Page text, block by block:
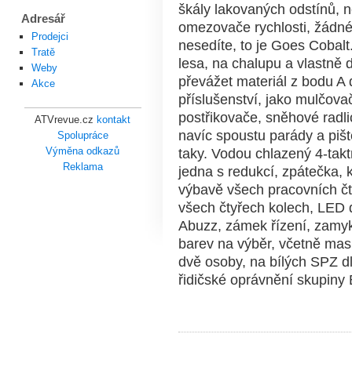
škály lakovaných odstínů,
omezovače rychlosti,
nesedíte, to je Goes
lesa, na chalupu a vlastně
převážet materiál z bodu
příslušenství, jako
postřikovače, sněhové
navíc spoustu parády a
taky. Vodou chlazený 4-
jedna s redukcí, zpátečka,
výbavě všech pracovních
všech čtyřech kolech,
Abuzz, zámek řízení,
barev na výběr, včetně
dvě osoby, na bílých SPZ
řidičské oprávnění
Adresář
Prodejci
Tratě
Weby
Akce
ATVrevue.cz kontakt
Spolupráce
Výměna odkazů
Reklama